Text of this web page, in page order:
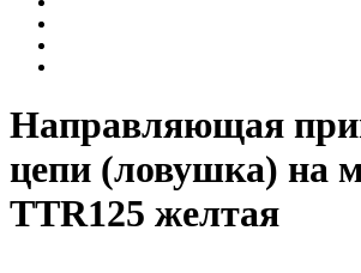
Направляющая
цепи (ловушка) на
TTR125 желтая